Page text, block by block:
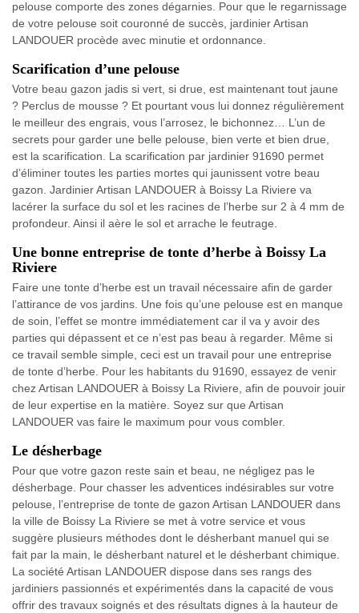
pelouse comporte des zones dégarnies. Pour que le regarnissage
de votre pelouse soit couronné de succès, jardinier Artisan
LANDOUER procède avec minutie et ordonnance.
Scarification d’une pelouse
Votre beau gazon jadis si vert, si drue, est maintenant tout jaune
? Perclus de mousse ? Et pourtant vous lui donnez régulièrement
le meilleur des engrais, vous l’arrosez, le bichonnez… L’un de
secrets pour garder une belle pelouse, bien verte et bien drue,
est la scarification. La scarification par jardinier 91690 permet
d’éliminer toutes les parties mortes qui jaunissent votre beau
gazon. Jardinier Artisan LANDOUER à Boissy La Riviere va
lacérer la surface du sol et les racines de l’herbe sur 2 à 4 mm de
profondeur. Ainsi il aère le sol et arrache le feutrage.
Une bonne entreprise de tonte d’herbe à Boissy La
Riviere
Faire une tonte d’herbe est un travail nécessaire afin de garder
l’attirance de vos jardins. Une fois qu’une pelouse est en manque
de soin, l’effet se montre immédiatement car il va y avoir des
parties qui dépassent et ce n’est pas beau à regarder. Même si
ce travail semble simple, ceci est un travail pour une entreprise
de tonte d’herbe. Pour les habitants du 91690, essayez de venir
chez Artisan LANDOUER à Boissy La Riviere, afin de pouvoir jouir
de leur expertise en la matière. Soyez sur que Artisan
LANDOUER vas faire le maximum pour vous combler.
Le désherbage
Pour que votre gazon reste sain et beau, ne négligez pas le
désherbage. Pour chasser les adventices indésirables sur votre
pelouse, l’entreprise de tonte de gazon Artisan LANDOUER dans
la ville de Boissy La Riviere se met à votre service et vous
suggère plusieurs méthodes dont le désherbant manuel qui se
fait par la main, le désherbant naturel et le désherbant chimique.
La société Artisan LANDOUER dispose dans ses rangs des
jardiniers passionnés et expérimentés dans la capacité de vous
offrir des travaux soignés et des résultats dignes à la hauteur de